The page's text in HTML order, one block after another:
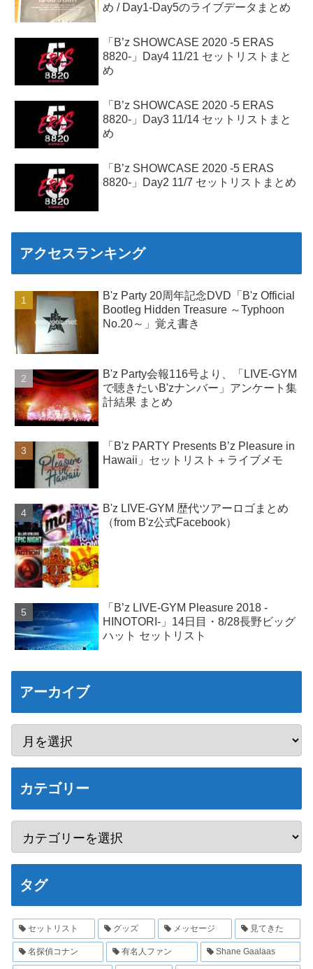
め / Day1-Day5のライブデータまとめ
「B’z SHOWCASE 2020 -5 ERAS
8820-」Day4 11/21 セットリストまと
め
「B’z SHOWCASE 2020 -5 ERAS
8820-」Day3 11/14 セットリストまと
め
「B’z SHOWCASE 2020 -5 ERAS
8820-」Day2 11/7 セットリストまとめ
アクセスランキング
B'z Party 20周年記念DVD「B'z Official
Bootleg Hidden Treasure ～Typhoon
No.20～」覚え書き
B'z Party会報116号より、「LIVE-GYM
で聴きたいB'zナンバー」アンケート集
計結果 まとめ
「B'z PARTY Presents B’z Pleasure in
Hawaii」セットリスト＋ライブメモ
B'z LIVE-GYM 歴代ツアーロゴまとめ
（from B'z公式Facebook）
「B’z LIVE-GYM Pleasure 2018 -
HINOTORI-」14日目・8/28長野ビッグ
ハット セットリスト
アーカイブ
カテゴリー
タグ
セットリスト グッズ メッセージ 見てきた
名探偵コナン 有名人ファン Shane Gaalaas